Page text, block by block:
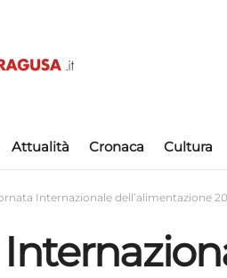
Attualità Cronaca Cultura
Internazionale dell’alimentazione